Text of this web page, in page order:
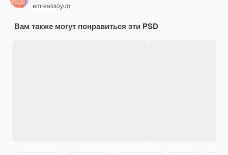
emreakkoyun
Вам также могут понравиться эти PSD